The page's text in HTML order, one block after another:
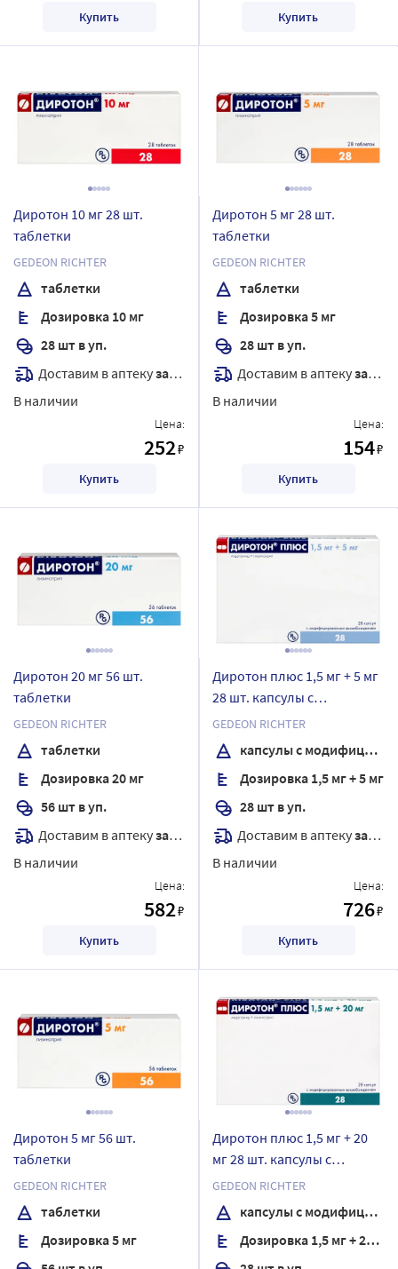
Купить Купить
Диротон 10 мг 28 шт.
таблетки
GEDEON RICHTER
таблетки
Дозировка 10 мг
28 шт в уп.
Доставим в аптекузавтра
В наличии
Цена:
252₽
Купить
Диротон 5 мг 28 шт.
таблетки
GEDEON RICHTER
таблетки
Дозировка 5 мг
28 шт в уп.
Доставим в аптекузавтра
В наличии
Цена:
154₽
Купить
Диротон 20 мг 56 шт.
таблетки
GEDEON RICHTER
таблетки
Дозировка 20 мг
56 шт в уп.
Доставим в аптекузавтра
В наличии
Цена:
582₽
Купить
Диротон плюс 1,5 мг + 5 мг
28 шт. капсулы с
модифицированным
высвобождением
GEDEON RICHTER
капсулы с модифицированным высвобождением
Дозировка 1,5 мг + 5 мг
28 шт в уп.
Доставим в аптекузавтра
В наличии
Цена:
726₽
Купить
Диротон 5 мг 56 шт.
таблетки
GEDEON RICHTER
таблетки
Дозировка 5 мг
Диротон плюс 1,5 мг + 20
мг 28 шт. капсулы с
модифицированным
высвобождением
GEDEON RICHTER
капсулы с модифицированным высвобождением
Дозировка 1,5 мг + 20 мг